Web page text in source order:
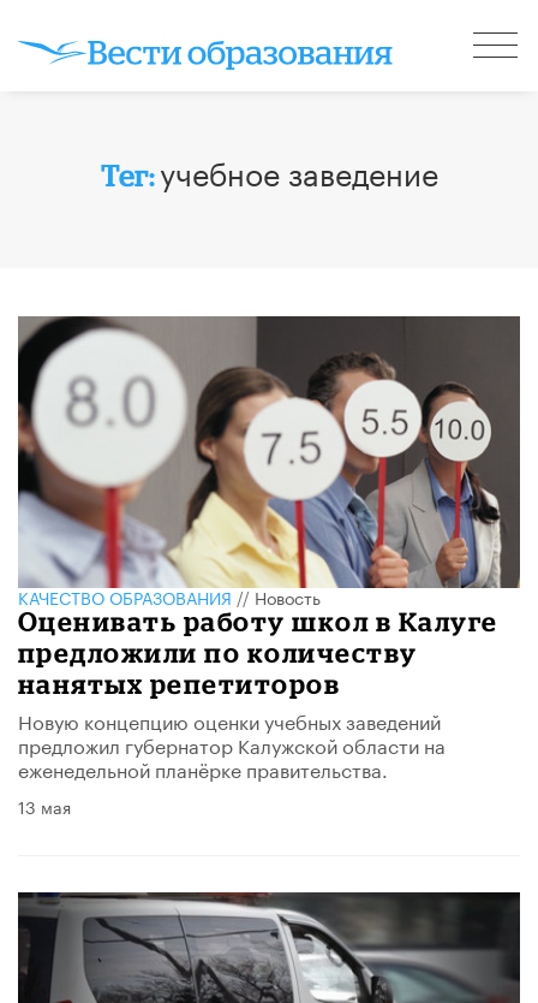
Тег:учебное заведение
КАЧЕСТВО ОБРАЗОВАНИЯ//Новость
Оценивать работу школ в Калуге
предложили по количеству
нанятых репетиторов
Новую концепцию оценки учебных заведений
предложил губернатор Калужской области на
еженедельной планёрке правительства.
13 мая